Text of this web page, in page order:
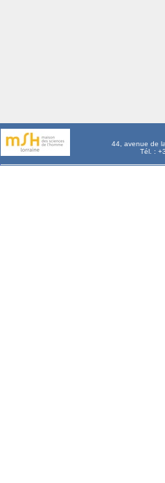
44, avenue de
Tél. :